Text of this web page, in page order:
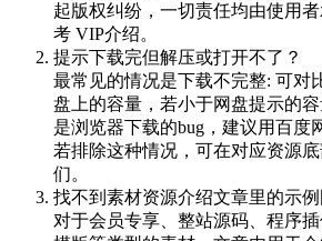
起版权纠纷，一切责任均由使用
考 VIP介绍。
提示下载完但解压或打开不了？
最常见的情况是下载不完整: 可对
盘上的容量，若小于网盘提示的
是浏览器下载的bug，建议用百度
若排除这种情况，可在对应资源
们。
找不到素材资源介绍文章里的示例
对于会员专享、整站源码、程序